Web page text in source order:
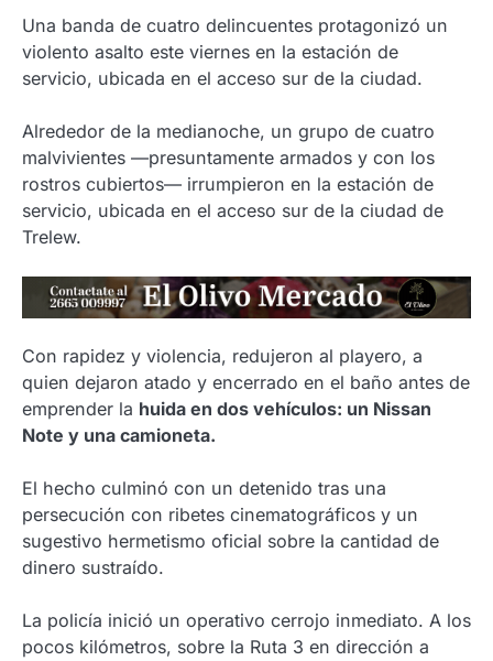
Una banda de cuatro delincuentes protagonizó un
violento asalto este viernes en la estación de
servicio, ubicada en el acceso sur de la ciudad.
Alrededor de la medianoche, un grupo de cuatro
malvivientes —presuntamente armados y con los
rostros cubiertos— irrumpieron en la estación de
servicio, ubicada en el acceso sur de la ciudad de
Trelew.
Con rapidez y violencia, redujeron al playero, a
quien dejaron atado y encerrado en el baño antes de
emprender la huida en dos vehículos: un Nissan
Note y una camioneta.
El hecho culminó con un detenido tras una
persecución con ribetes cinematográficos y un
sugestivo hermetismo oficial sobre la cantidad de
dinero sustraído.
La policía inició un operativo cerrojo inmediato. A los
pocos kilómetros, sobre la Ruta 3 en dirección a